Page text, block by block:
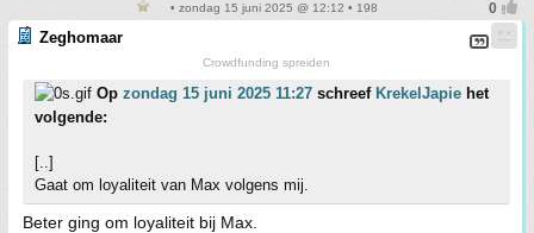
• zondag 15 juni 2025 @ 12:12 • 198
Zeghomaar
Crowdfunding spreiden
Op zondag 15 juni 2025 11:27 schreef KrekelJapie het
volgende:
[..]
Gaat om loyaliteit van Max volgens mij.
Beter ging om loyaliteit bij Max.